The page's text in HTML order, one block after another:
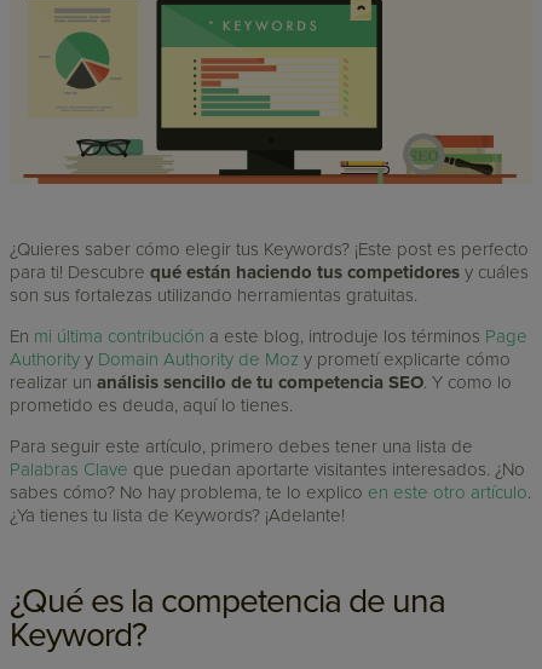
¿Quieres saber cómo elegir tus Keywords? ¡Este post es perfecto
para ti! Descubrequé están haciendo tus competidores y cuáles
son sus fortalezas utilizando herramientas gratuitas.
En mi última contribución a este blog, introduje los términos Page
Authority y Domain Authority de Moz y prometí explicarte cómo
realizar unanálisis sencillo de tu competencia SEO. Y como lo
prometido es deuda, aquí lo tienes.
Para seguir este artículo, primero debes tener una lista de
Palabras Clave que puedan aportarte visitantes interesados. ¿No
sabes cómo? No hay problema, te lo explico en este otro artículo.
¿Ya tienes tu lista de Keywords? ¡Adelante!
¿Qué es la competencia de una
Keyword?